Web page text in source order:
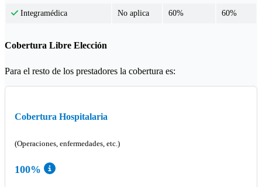
Integramédica No aplica 60% 60%
Cobertura Libre Elección
Para el resto de los prestadores la cobertura es:
Cobertura Hospitalaria
(Operaciones, enfermedades, etc.)
100%